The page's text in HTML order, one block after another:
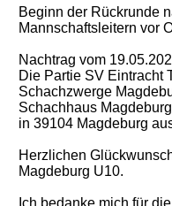
Beginn der Rückrunde
Mannschaftsleitern vor
Nachtrag vom
Die Partie SV Eintracht
Schachzwerge
Schachhaus
in 39104 Magdeburg
Herzlichen
Magdeburg U10.
Ich bedanke mich für